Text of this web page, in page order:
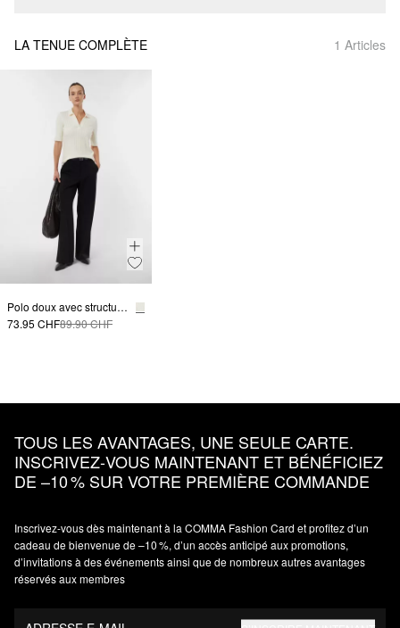
LA TENUE COMPLÈTE 1 Articles
Polo doux avec structure côtelée
73.95 CHF89.90 CHF
TOUS LES AVANTAGES, UNE SEULE CARTE.
INSCRIVEZ‑VOUS MAINTENANT ET BÉNÉFICIEZ
DE –10 % SUR VOTRE PREMIÈRE COMMANDE
Inscrivez‑vous dès maintenant à la COMMA Fashion Card et profitez d’un
cadeau de bienvenue de –10 %, d’un accès anticipé aux promotions,
d’invitations à des événements ainsi que de nombreux autres avantages
réservés aux membres